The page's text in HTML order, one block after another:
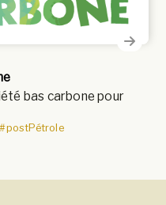
bas carbone pour
#postPétrole